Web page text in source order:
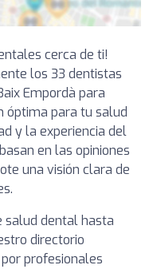
cerca de ti!
los 33 dentistas
Empordà para
óptima para tu salud
y la experiencia del
en las opiniones
una visión clara de
salud dental hasta
directorio
profesionales